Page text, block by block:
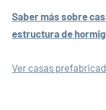
Saber más sobre
estructura de
Ver casas